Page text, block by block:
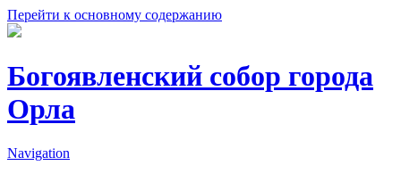
Перейти к основному содержанию
Богоявленский собор города
Орла
Navigation